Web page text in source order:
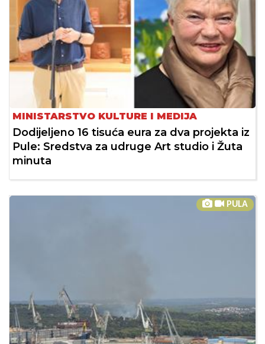
MINISTARSTVO KULTURE I MEDIJA
Dodijeljeno 16 tisuća eura za dva projekta iz
Pule: Sredstva za udruge Art studio i Žuta
minuta
PULA